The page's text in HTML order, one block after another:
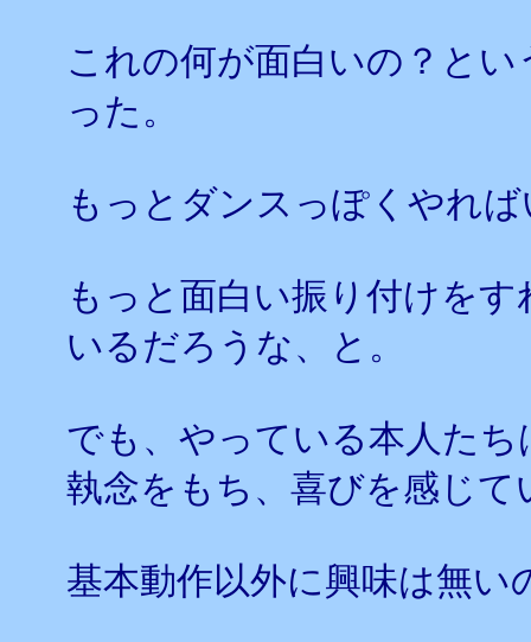
これの何が面白いの？と
った。
もっとダンスっぽくやれ
もっと面白い振り付けを
いるだろうな、と。
でも、やっている本人た
執念をもち、喜びを感じて
基本動作以外に興味は無い